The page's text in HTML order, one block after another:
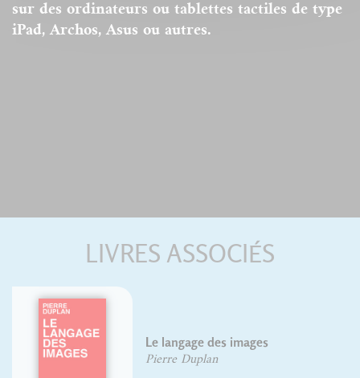
sur des ordinateurs ou tablettes tactiles de type
iPad, Archos, Asus ou autres.
LIVRES ASSOCIÉS
Le langage des images
Pierre Duplan